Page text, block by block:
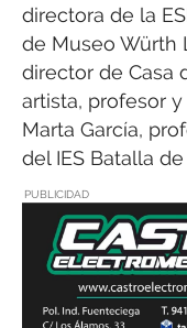
directora de la
de Museo Würth
director de Casa
artista, profesor
Marta García,
del IES Batalla
PUBLICIDAD